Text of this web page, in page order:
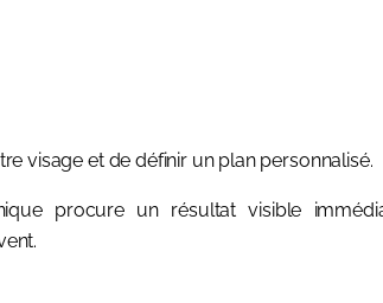
visage et de définir un plan personnalisé.
procure un résultat visible